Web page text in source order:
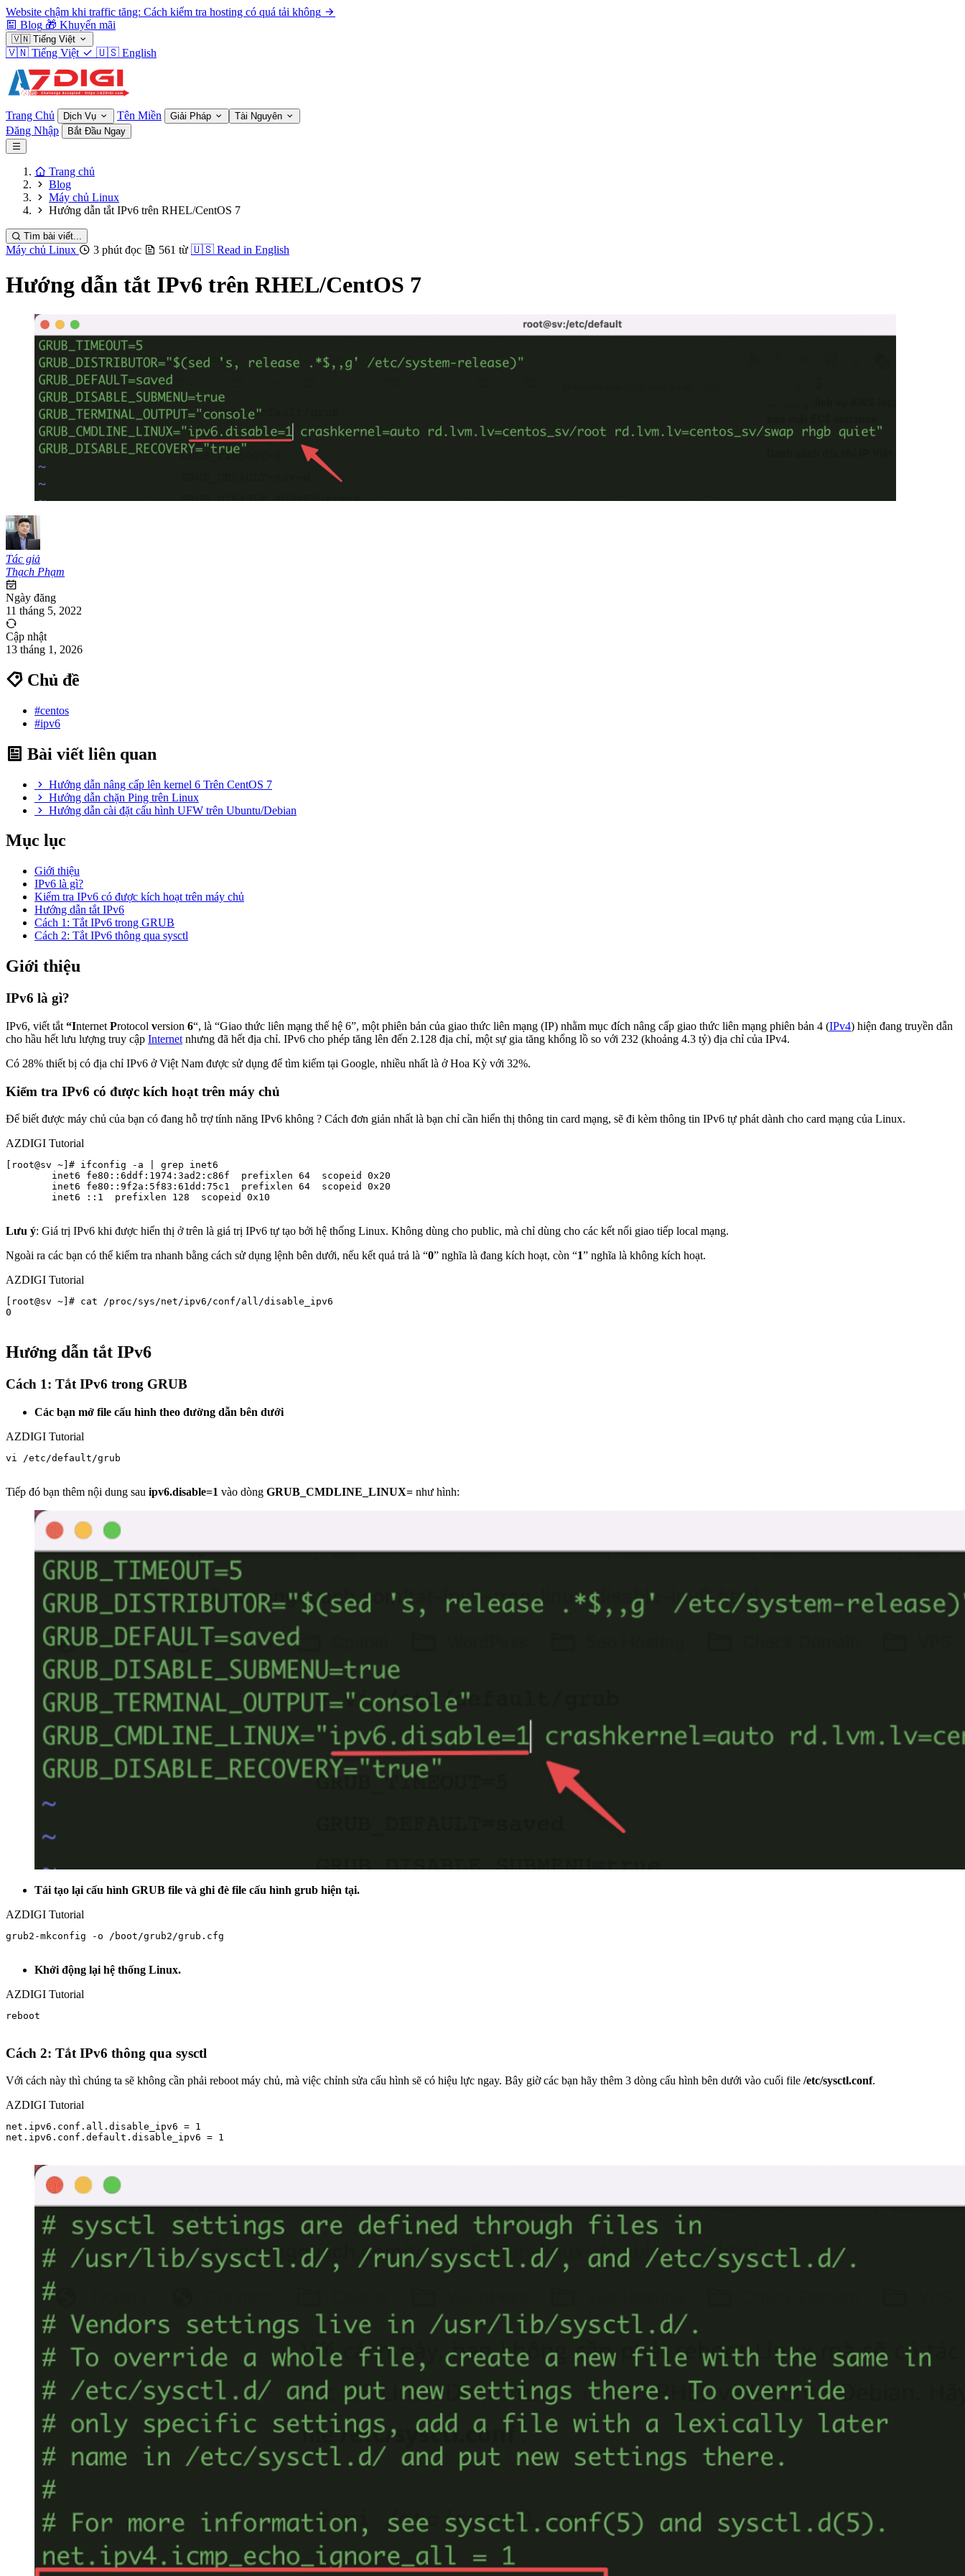
Website chậm khi traffic tăng: Cách kiểm tra hosting có quá tải không
Blog 🎁 Khuyến mãi
🇻🇳 Tiếng Việt
🇻🇳 Tiếng Việt 🇺🇸 English
Trang Chủ Dịch Vụ Tên Miền Giải Pháp Tài Nguyên
Đăng Nhập Bắt Đầu Ngay
Trang chủ
Blog
Máy chủ Linux
Hướng dẫn tắt IPv6 trên RHEL/CentOS 7
Tìm bài viết...
Máy chủ Linux 3 phút đọc 561 từ 🇺🇸 Read in English
Hướng dẫn tắt IPv6 trên RHEL/CentOS 7
Tác giả
Thạch Phạm
Ngày đăng
11 tháng 5, 2022
Cập nhật
13 tháng 1, 2026
Chủ đề
#centos
#ipv6
Bài viết liên quan
Hướng dẫn nâng cấp lên kernel 6 Trên CentOS 7
Hướng dẫn chặn Ping trên Linux
Hướng dẫn cài đặt cấu hình UFW trên Ubuntu/Debian
Mục lục
Giới thiệu
IPv6 là gì?
Kiểm tra IPv6 có được kích hoạt trên máy chủ
Hướng dẫn tắt IPv6
Cách 1: Tắt IPv6 trong GRUB
Cách 2: Tắt IPv6 thông qua sysctl
Giới thiệu
IPv6 là gì?
IPv6, viết tắt “Internet Protocol version 6“, là “Giao thức liên mạng thế hệ 6”, một phiên bản của giao thức liên mạng (IP) nhằm mục đích nâng cấp giao thức liên mạng phiên bản 4 (IPv4) hiện đang truyền dẫn
cho hầu hết lưu lượng truy cập Internet nhưng đã hết địa chỉ. IPv6 cho phép tăng lên đến 2.128 địa chỉ, một sự gia tăng khổng lồ so với 232 (khoảng 4.3 tỷ) địa chỉ của IPv4.
Có 28% thiết bị có địa chỉ IPv6 ở Việt Nam được sử dụng để tìm kiếm tại Google, nhiều nhất là ở Hoa Kỳ với 32%.
Kiểm tra IPv6 có được kích hoạt trên máy chủ
Để biết được máy chủ của bạn có đang hỗ trợ tính năng IPv6 không ? Cách đơn giản nhất là bạn chỉ cần hiển thị thông tin card mạng, sẽ đi kèm thông tin IPv6 tự phát dành cho card mạng của Linux.
AZDIGI Tutorial
[root@sv ~]# ifconfig -a | grep inet6
        inet6 fe80::6ddf:1974:3ad2:c86f  prefixlen 64  scopeid 0x20
        inet6 fe80::9f2a:5f83:61dd:75c1  prefixlen 64  scopeid 0x20
        inet6 ::1  prefixlen 128  scopeid 0x10
Lưu ý: Giá trị IPv6 khi được hiển thị ở trên là giá trị IPv6 tự tạo bởi hệ thống Linux. Không dùng cho public, mà chỉ dùng cho các kết nối giao tiếp local mạng.
Ngoài ra các bạn có thể kiểm tra nhanh bằng cách sử dụng lệnh bên dưới, nếu kết quả trả là “0” nghĩa là đang kích hoạt, còn “1” nghĩa là không kích hoạt.
AZDIGI Tutorial
[root@sv ~]# cat /proc/sys/net/ipv6/conf/all/disable_ipv6
0
Hướng dẫn tắt IPv6
Cách 1: Tắt IPv6 trong GRUB
Các bạn mở file cấu hình theo đường dẫn bên dưới
AZDIGI Tutorial
vi /etc/default/grub
Tiếp đó bạn thêm nội dung sau ipv6.disable=1 vào dòng GRUB_CMDLINE_LINUX= như hình:
Tái tạo lại cấu hình GRUB file và ghi đè file cấu hình grub hiện tại.
AZDIGI Tutorial
grub2-mkconfig -o /boot/grub2/grub.cfg
Khởi động lại hệ thống Linux.
AZDIGI Tutorial
reboot
Cách 2: Tắt IPv6 thông qua sysctl
Với cách này thì chúng ta sẽ không cần phải reboot máy chủ, mà việc chỉnh sửa cấu hình sẽ có hiệu lực ngay. Bây giờ các bạn hãy thêm 3 dòng cấu hình bên dưới vào cuối file /etc/sysctl.conf.
AZDIGI Tutorial
net.ipv6.conf.all.disable_ipv6 = 1
net.ipv6.conf.default.disable_ipv6 = 1